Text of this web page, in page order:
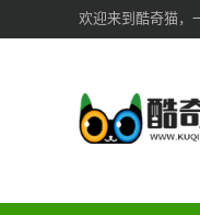
欢迎来到酷奇猫，